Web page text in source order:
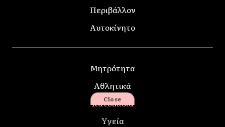
Περιβάλλον
Αυτοκίνητο
Μητρότητα
Αθλητικά
Κατοικίδια
Υγεία
Close